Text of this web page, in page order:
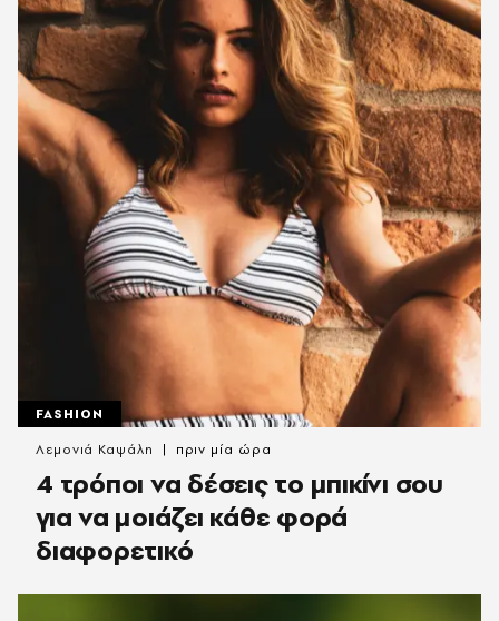
FASHION
4 τρόποι να δέσεις το μπικίνι σου
για να μοιάζει κάθε φορά
διαφορετικό
Λεμονιά Καψάλη πριν μία ώρα